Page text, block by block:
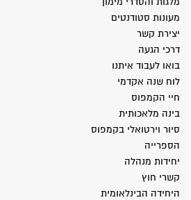
מעונות סטודנטים
יצירת קשר
דרכי הגעה
בואו לעבוד איתנו
לוח שנה אקדמי
חיי הקמפוס
בינה מלאכותית
סיור וירטואלי בקמפוס
הספרייה
יחידות מנהלה
קשרי חוץ
היחידה הבינלאומית